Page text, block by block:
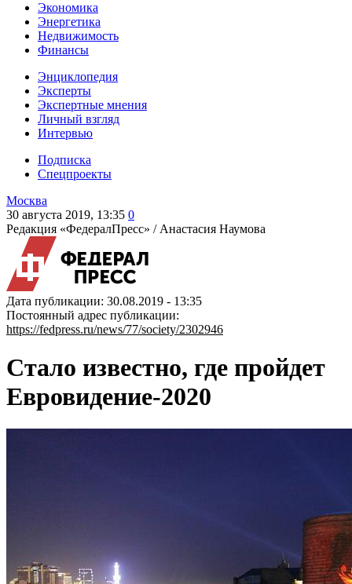
Экономика
Энергетика
Недвижимость
Финансы
Энциклопедия
Эксперты
Экспертные мнения
Личный взгляд
Интервью
Подписка
Спецпроекты
Москва
30 августа 2019, 13:35 0
Редакция «ФедералПресс» / Анастасия Наумова
Дата публикации: 30.08.2019 - 13:35
Постоянный адрес публикации:
https://fedpress.ru/news/77/society/2302946
Стало известно, где пройдет
Евровидение-2020